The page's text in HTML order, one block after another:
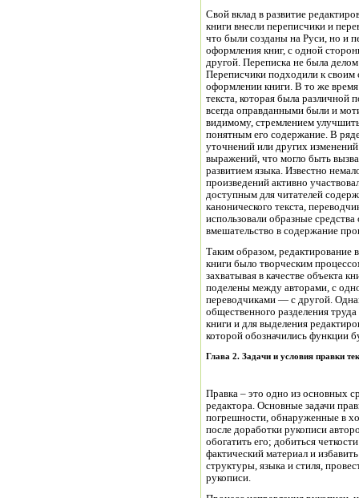
Свой вклад в развитие
книги внесли переписчики и
что были созданы на Руси, но и
оформления книг, с одной
другой. Переписка не была
Переписчики подходили к своим
оформлении книги. В то же
текста, которая была
всегда оправданными были и
видимому, стремлением
понятным его содержание. В
уточнений или других
выражений, что могло быть
развитием языка. Известно
произведений активно
доступным для читателей
канонического текста,
использовали образные
вмешательство в содержание
Таким образом, редактирование
книги было творческим
захватывая в качестве объекта
поделены между авторами, с
переводчиками — с другой.
общественного разделения
книги и для выделения
которой обозначились функции
Глава 2. Задачи и условия правки
Правка – это одно из основных
редактора. Основные задачи
погрешности, обнаруженные в
после доработки рукописи
обогатить его; добиться
фактический материал и
структуры, языка и стиля,
рукописи.